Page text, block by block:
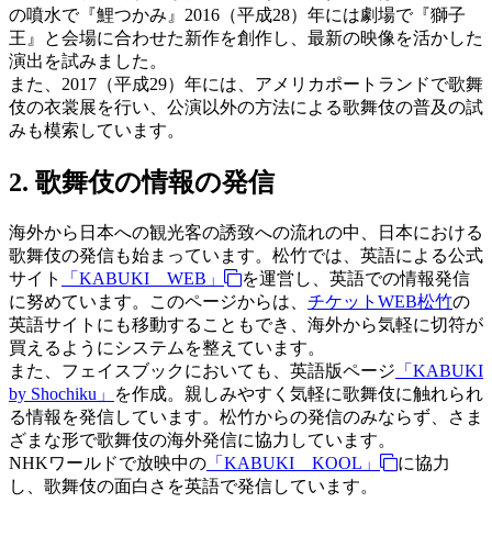
の噴水で『鯉つかみ』2016（平成28）年には劇場で『獅子
王』と会場に合わせた新作を創作し、最新の映像を活かした
演出を試みました。
また、2017（平成29）年には、アメリカポートランドで歌舞
伎の衣裳展を行い、公演以外の方法による歌舞伎の普及の試
みも模索しています。
2. 歌舞伎の情報の発信
海外から日本への観光客の誘致への流れの中、日本における
歌舞伎の発信も始まっています。松竹では、英語による公式
サイト
「KABUKI WEB」
を運営し、英語での情報発信
に努めています。このページからは、 チケットWEB松竹の
英語サイトにも移動することもでき、海外から気軽に切符が
買えるようにシステムを整えています。
また、フェイスブックにおいても、英語版ページ 「KABUKI
by Shochiku」
を作成。親しみやすく気軽に歌舞伎に触れられ
る情報を発信しています。松竹からの発信のみならず、さま
ざまな形で歌舞伎の海外発信に協力しています。
NHKワールドで放映中の 「KABUKI KOOL」
に協力
し、歌舞伎の面白さを英語で発信しています。